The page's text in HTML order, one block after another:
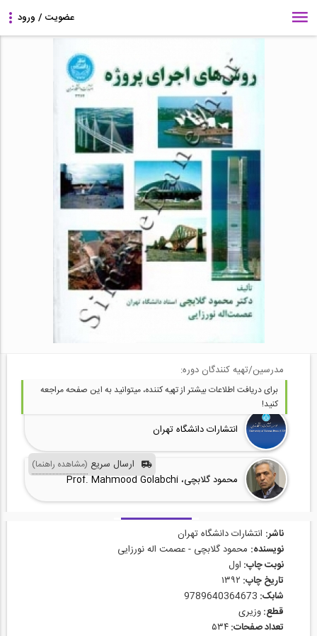
مدرسین/تهیه کنندگان دوره:
برای دریافت اطلاعات بیشتر از تهیه کننده، میتوانید به این صفحه مراجعه
کنید!
انتشارات دانشگاه تهران
محمود گلابچی، Prof. Mahmood Golabchi
ناشر: انتشارات دانشگاه تهران
نویسنده: محمود گلابچی - عصمت اله نورزایی
نوبت چاپ: اول
تاریخ چاپ: ۱۳۹۲
شابک: 9789640364673
قطع:وزیری
تعداد صفحات:۵۳۴
ارسال سریع (مشاهده راهنما)